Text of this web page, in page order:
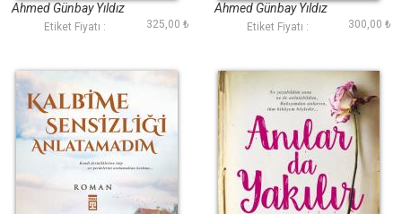
Ahmed Günbay Yıldız
Etiket Fiyatı : 325,00 ₺
Ahmed Günbay Yıldız
Etiket Fiyatı : 300,00 ₺